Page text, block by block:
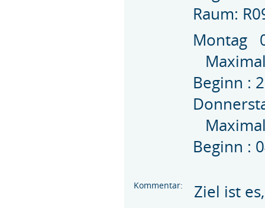
Raum:
Montag
Beginn :
Beginn :
Kommentar:
Ziel ist